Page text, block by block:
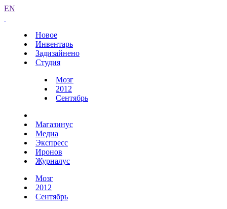
EN
Новое
Инвентарь
Задизайнено
Студия
Мозг
2012
Сентябрь
Магазинус
Медиа
Экспресс
Иронов
Журналус
Мозг
2012
Сентябрь